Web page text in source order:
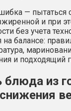
— пытаться
и при
без учета
на балансе:
и подходящий
блюда из